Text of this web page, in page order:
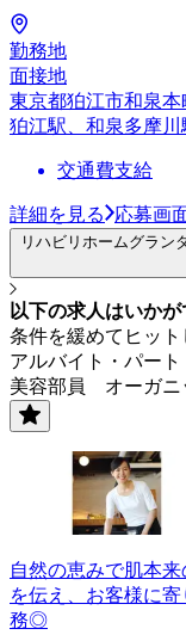
勤務地
面接地
東京都狛江市和泉本
狛江駅、和泉多摩川
交通費支給
詳細を見る 応募画
リハビリホームグラン
以下の求人はいかが
条件を緩めてヒッ
アルバイト・パート
美容部員 オーガ
自然の恵みで肌本
を伝え、お客様に
務◎